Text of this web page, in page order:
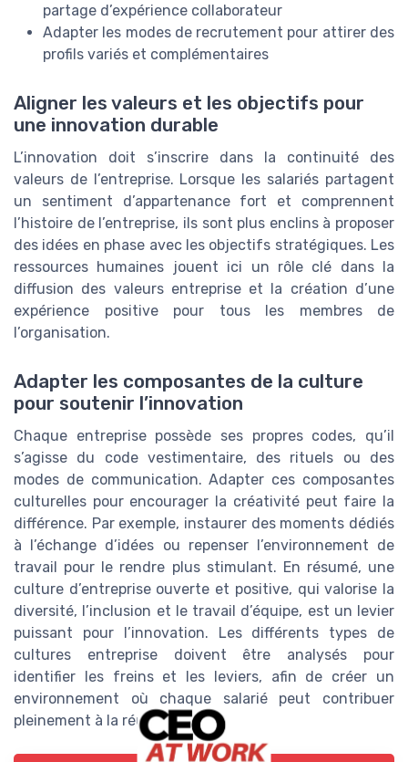
partage d’expérience collaborateur
Adapter les modes de recrutement pour attirer des
profils variés et complémentaires
Aligner les valeurs et les objectifs pour
une innovation durable
L’innovation doit s’inscrire dans la continuité des
valeurs de l’entreprise. Lorsque les salariés partagent
un sentiment d’appartenance fort et comprennent
l’histoire de l’entreprise, ils sont plus enclins à proposer
des idées en phase avec les objectifs stratégiques. Les
ressources humaines jouent ici un rôle clé dans la
diffusion des valeurs entreprise et la création d’une
expérience positive pour tous les membres de
l’organisation.
Adapter les composantes de la culture
pour soutenir l’innovation
Chaque entreprise possède ses propres codes, qu’il
s’agisse du code vestimentaire, des rituels ou des
modes de communication. Adapter ces composantes
culturelles pour encourager la créativité peut faire la
différence. Par exemple, instaurer des moments dédiés
à l’échange d’idées ou repenser l’environnement de
travail pour le rendre plus stimulant. En résumé, une
culture d’entreprise ouverte et positive, qui valorise la
diversité, l’inclusion et le travail d’équipe, est un levier
puissant pour l’innovation. Les différents types de
cultures entreprise doivent être analysés pour
identifier les freins et les leviers, afin de créer un
environnement où chaque salarié peut contribuer
pleinement à la réussite collective.